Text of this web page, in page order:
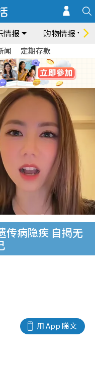
情报 购物情报
闻 定期存款
传病隐疾 自揭无
用 App 睇文